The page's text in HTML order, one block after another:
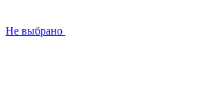
Не выбрано